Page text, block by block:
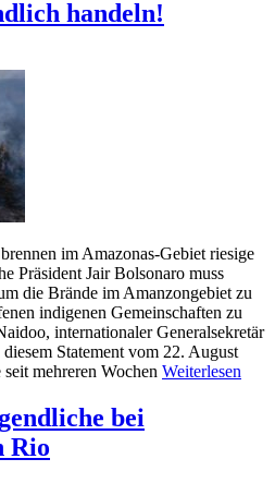
handeln!
im Amazonas-Gebiet riesige
Präsident Jair Bolsonaro muss
die Brände im Amanzongebiet zu
indigenen Gemeinschaften zu
internationaler Generalsekretär
Statement vom 22. August
mehreren Wochen Weiterlesen
bei
Rio